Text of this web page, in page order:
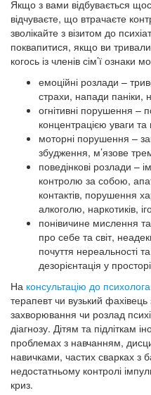
Якщо з вами відбувається
відчуваєте, що втрачаєте
зволікайте з візитом до
поквапитися, якщо ви
когось із членів сім’ї ознаки
емоційні розлади –
страхи, напади паніки,
огнітивні порушення –
концентрацією уваги
моторні порушення –
збудження, м’язове
поведінкові розлади –
контролю за собою,
контактів, порушення
алкоголю, наркотиків,
понівичине мислення
про себе та світ,
почуття нереальності
дезорієнтація у
На консультацію до психолога
терапевт чи вузький
захворювання чи розлад
діагнозу. Дітям та підліткам
проблемах з навчанням,
навичками, частих сварках з
недостатньому контролі
криз.